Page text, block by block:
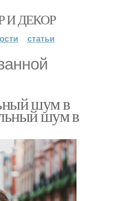
И ДЕКОР
статьи
шум в
шум в